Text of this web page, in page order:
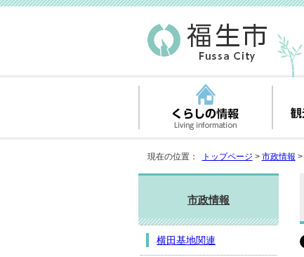
現在の位置： トップページ > 市政情報 >
市政情報
横田基地関連